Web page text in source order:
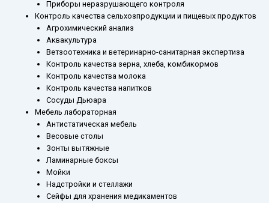
Приборы неразрушающего контроля
Контроль качества сельхозпродукции и пищевых продуктов
Агрохимический анализ
Аквакультура
Ветзоотехника и ветеринарно-санитарная экспертиза
Контроль качества зерна, хлеба, комбикормов
Контроль качества молока
Контроль качества напитков
Сосуды Дьюара
Мебель лабораторная
Антистатическая мебель
Весовые столы
Зонты вытяжные
Ламинарные боксы
Мойки
Надстройки и стеллажи
Сейфы для хранения медикаментов